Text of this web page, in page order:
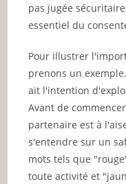
pas jugée
essentiel du
Pour illustrer
prenons un
ait l'intention
Avant de
partenaire est à
s'entendre sur un
mots tels que
toute activité et